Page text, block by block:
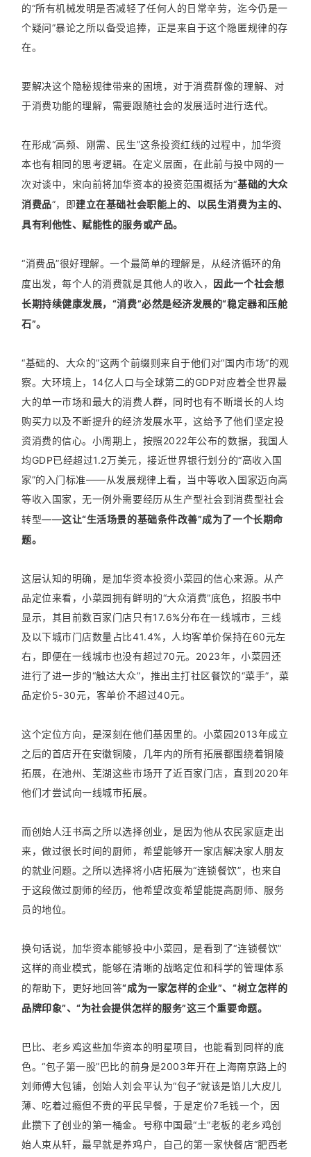
的“所有机械发明是否减轻了任何人的日常辛劳，迄今仍是一
个疑问”暴论之所以备受追捧，正是来自于这个隐匿规律的存
在。
要解决这个隐秘规律带来的困境，对于消费群像的理解、对
于消费功能的理解，需要跟随社会的发展适时进行迭代。
在形成“高频、刚需、民生”这条投资红线的过程中，加华资
本也有相同的思考逻辑。在定义层面，在此前与投中网的一
次对谈中，宋向前将加华资本的投资范围概括为“基础的大众
消费品”，即建立在基础社会职能上的、以民生消费为主的、
具有利他性、赋能性的服务或产品。
“消费品”很好理解。一个最简单的理解是，从经济循环的角
度出发，每个人的消费就是其他人的收入， 因此一个社会想
长期持续健康发展，“消费”必然是经济发展的“稳定器和压舱
石”。
“基础的、大众的”这两个前缀则来自于他们对“国内市场”的观
察。大环境上，14亿人口与全球第二的GDP对应着全世界最
大的单一市场和最大的消费人群，同时也有不断增长的人均
购买力以及不断提升的经济发展水平，这给予了他们坚定投
资消费的信心。小周期上，按照2022年公布的数据，我国人
均GDP已经超过1.2万美元，接近世界银行划分的“高收入国
家”的入门标准——从发展规律上看，当中等收入国家迈向高
等收入国家，无一例外需要经历从生产型社会到消费型社会
转型——这让“生活场景的基础条件改善”成为了一个长期命
题。
这层认知的明确，是加华资本投资小菜园的信心来源。从产
品定位来看，小菜园拥有鲜明的“大众消费”底色，招股书中
显示，其目前数百家门店只有17.6%分布在一线城市，三线
及以下城市门店数量占比41.4%，人均客单价保持在60元左
右，即便在一线城市也没有超过70元。2023年，小菜园还
进行了进一步的“触达大众”，推出主打社区餐饮的“菜手”，菜
品定价5-30元，客单价不超过40元。
这个定位方向，是深刻在他们基因里的。小菜园2013年成立
之后的首店开在安徽铜陵，几年内的所有拓展都围绕着铜陵
拓展，在池州、芜湖这些市场开了近百家门店，直到2020年
他们才尝试向一线城市拓展。
而创始人汪书高之所以选择创业，是因为他从农民家庭走出
来，做过很长时间的厨师，希望能够开一家店解决家人朋友
的就业问题。之所以选择将小店拓展为“连锁餐饮”，也来自
于这段做过厨师的经历，他希望改变希望能提高厨师、服务
员的地位。
换句话说，加华资本能够投中小菜园，是看到了“连锁餐饮”
这样的商业模式，能够在清晰的战略定位和科学的管理体系
的帮助下，更好地回答“成为一家怎样的企业”、“树立怎样的
品牌印象”、“为社会提供怎样的服务”这三个重要命题。
巴比、老乡鸡这些加华资本的明星项目，也能看到同样的底
色。“包子第一股”巴比的前身是2003年开在上海南京路上的
刘师傅大包铺，创始人刘会平认为“包子”就该是馅儿大皮儿
薄、吃着过瘾但不贵的平民早餐，于是定价7毛钱一个，因
此攒下了创业的第一桶金。号称中国最“土”老板的老乡鸡创
始人束从轩，最早就是养鸡户，自己的第一家快餐店“肥西老